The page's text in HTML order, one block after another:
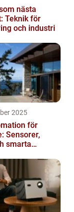
nästa
Teknik för
och industri
2025
för
Sensorer,
smarta